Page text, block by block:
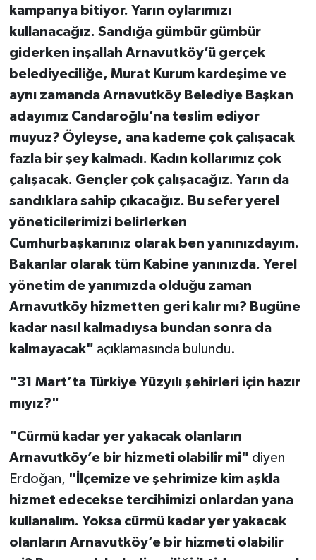
kampanya bitiyor. Yarın oylarımızı
kullanacağız. Sandığa gümbür gümbür
giderken inşallah Arnavutköy’ü gerçek
belediyeciliğe, Murat Kurum kardeşime ve
aynı zamanda Arnavutköy Belediye Başkan
adayımız Candaroğlu’na teslim ediyor
muyuz? Öyleyse, ana kademe çok çalışacak
fazla bir şey kalmadı. Kadın kollarımız çok
çalışacak. Gençler çok çalışacağız. Yarın da
sandıklara sahip çıkacağız. Bu sefer yerel
yöneticilerimizi belirlerken
Cumhurbaşkanınız olarak ben yanınızdayım.
Bakanlar olarak tüm Kabine yanınızda. Yerel
yönetim de yanımızda olduğu zaman
Arnavutköy hizmetten geri kalır mı? Bugüne
kadar nasıl kalmadıysa bundan sonra da
kalmayacak" açıklamasında bulundu.
"31 Mart’ta Türkiye Yüzyılı şehirleri için hazır
mıyız?"
"Cürmü kadar yer yakacak olanların
Arnavutköy’e bir hizmeti olabilir mi" diyen
Erdoğan, "İlçemize ve şehrimize kim aşkla
hizmet edecekse tercihimizi onlardan yana
kullanalım. Yoksa cürmü kadar yer yakacak
olanların Arnavutköy’e bir hizmeti olabilir